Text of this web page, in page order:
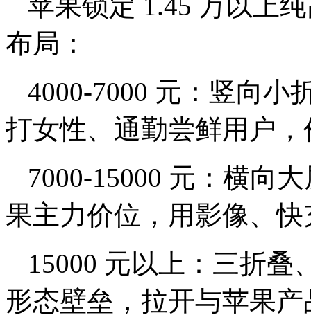
布局：
4000-7000 元：竖向小
打女性、通勤尝鲜用户
7000-15000 元：横向
果主力价位，用影像、
15000 元以上：三折叠
形态壁垒，拉开与苹果